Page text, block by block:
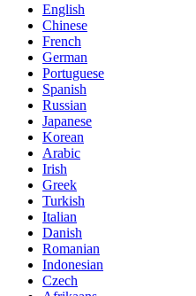
English
Chinese
French
German
Portuguese
Spanish
Russian
Japanese
Korean
Arabic
Irish
Greek
Turkish
Italian
Danish
Romanian
Indonesian
Czech